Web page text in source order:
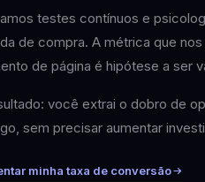
testes contínuos e
de compra. A métrica que
de página é hipótese a ser
você extrai o dobro de
sem precisar aumentar
minha taxa de conversão